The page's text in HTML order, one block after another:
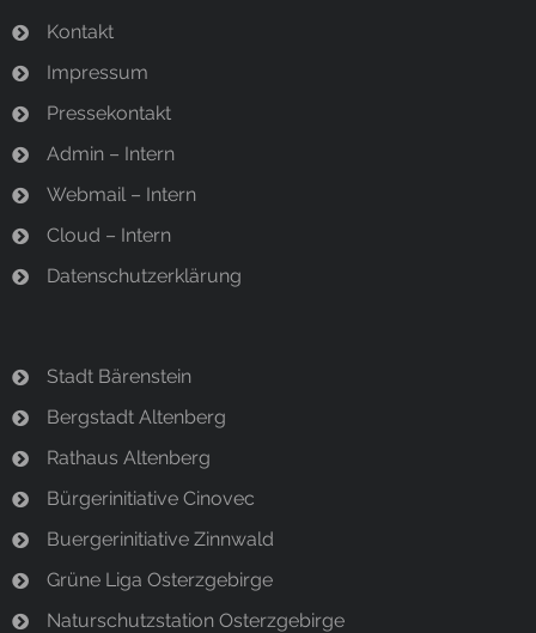
Kontakt
Impressum
Pressekontakt
Admin – Intern
Webmail – Intern
Cloud – Intern
Datenschutzerklärung
Stadt Bärenstein
Bergstadt Altenberg
Rathaus Altenberg
Bürgerinitiative Cinovec
Buergerinitiative Zinnwald
Grüne Liga Osterzgebirge
Naturschutzstation Osterzgebirge